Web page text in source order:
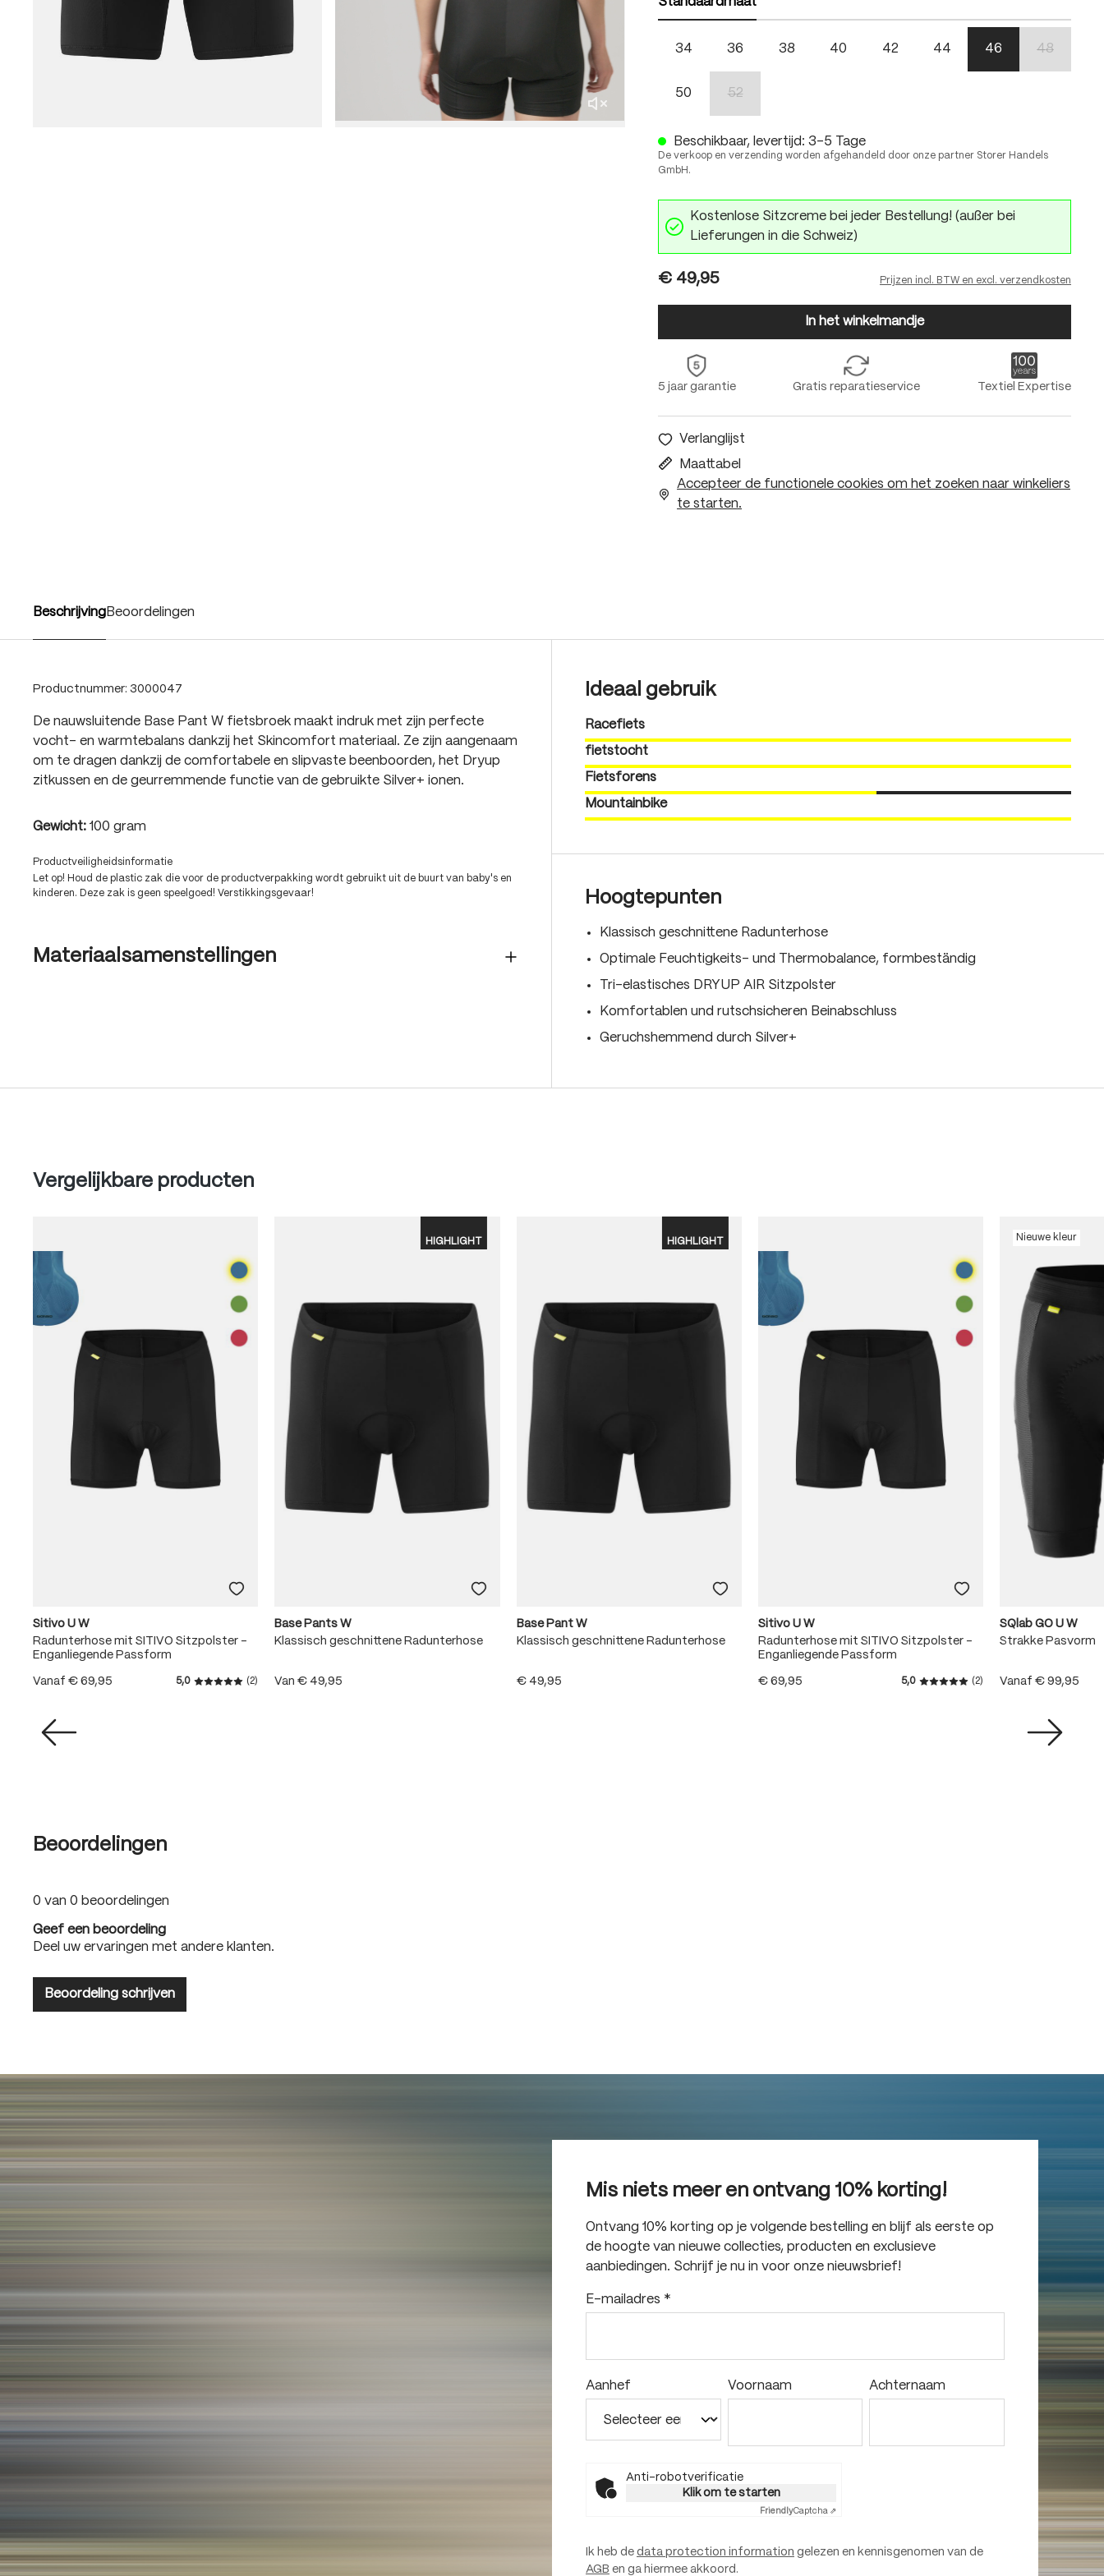
34 36 38 40 42 44 46 48
50 52
Beschikbaar, levertijd: 3-5 Tage
De verkoop en verzending worden afgehandeld door onze partner Storer Handels
GmbH.
Kostenlose Sitzcreme bei jeder Bestellung! (außer bei
Lieferungen in die Schweiz)
€ 49,95 Prijzen incl. BTW en excl. verzendkosten
In het winkelmandje
5 jaar garantie Gratis reparatieservice Textiel Expertise
Verlanglijst
Maattabel
Accepteer de functionele cookies om het zoeken naar winkeliers
te starten.
Beschrijving Beoordelingen
Productnummer: 3000047
De nauwsluitende Base Pant W fietsbroek maakt indruk met zijn perfecte
vocht- en warmtebalans dankzij het Skincomfort materiaal. Ze zijn aangenaam
om te dragen dankzij de comfortabele en slipvaste beenboorden, het Dryup
zitkussen en de geurremmende functie van de gebruikte Silver+ ionen.
Gewicht: 100 gram
Productveiligheidsinformatie
Let op! Houd de plastic zak die voor de productverpakking wordt gebruikt uit de buurt van baby's en
kinderen. Deze zak is geen speelgoed! Verstikkingsgevaar!
Materiaalsamenstellingen
Ideaal gebruik
Racefiets
fietstocht
Fietsforens
Mountainbike
Hoogtepunten
Klassisch geschnittene Radunterhose
Optimale Feuchtigkeits- und Thermobalance, formbeständig
Tri-elastisches DRYUP AIR Sitzpolster
Komfortablen und rutschsicheren Beinabschluss
Geruchshemmend durch Silver+
Produktgalerie überspringen
Vergelijkbare producten
Sitivo U W
Radunterhose mit SITIVO Sitzpolster -
Enganliegende Passform
Vanaf € 69,95 5,0
Gemiddelde waardering van 5 van 5 sterren
(2)
HIGHLIGHT
Base Pants W
Klassisch geschnittene Radunterhose
Van€ 49,95
HIGHLIGHT
Base Pant W
Klassisch geschnittene Radunterhose
€ 49,95
Sitivo U W
Radunterhose mit SITIVO Sitzpolster -
Enganliegende Passform
€ 69,95 5,0
Gemiddelde waardering van
(2)
Nieuwe kleur
SQlab GO U W
Strakke Pasvorm
Vanaf € 99,95
Beoordelingen
0 van 0 beoordelingen
Geef een beoordeling
Deel uw ervaringen met andere klanten.
Beoordeling schrijven
Mis niets meer en ontvang 10% korting!
Ontvang 10% korting op je volgende bestelling en blijf als eerste op
de hoogte van nieuwe collecties, producten en exclusieve
aanbiedingen. Schrijf je nu in voor onze nieuwsbrief!
E-mailadres *
Aanhef Voornaam Achternaam
Anti-robotverificatie
Klik om te starten
FriendlyCaptcha ⇗
Ik heb de data protection information gelezen en kennisgenomen van de
AGB en ga hiermee akkoord.